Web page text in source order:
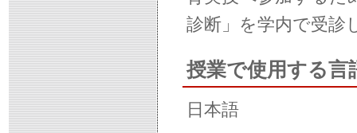
診断」を学内で受診
授業で使用する言
日本語